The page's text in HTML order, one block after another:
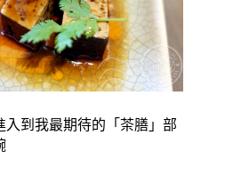
入到我最期待的「茶膳」部